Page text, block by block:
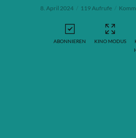
8. April 2024 119 Aufrufe
ABONNIEREN KINO MODUS